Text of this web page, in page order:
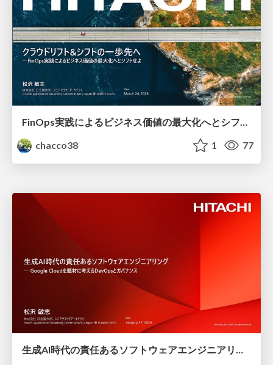
FinOps実践によるビジネス価値の最大化へとシフトせよ #NikkeiMesse
chacco38
1 77